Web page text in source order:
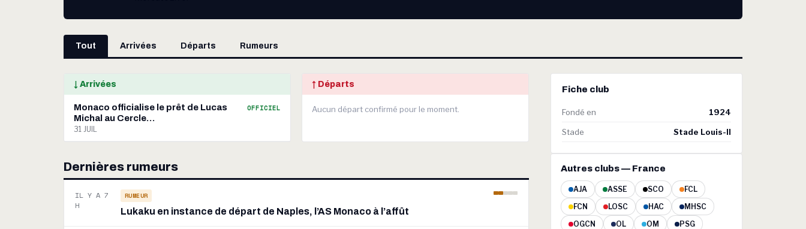
Tout Arrivées Départs Rumeurs
↓ Arrivées
Monaco officialise le prêt de Lucas
Michal au Cercle…
OFFICIEL
31 JUIL
↑ Départs
Aucun départ confirmé pour le moment.
Dernières rumeurs
IL Y A 7
H
RUMEUR
Lukaku en instance de départ de Naples, l’AS Monaco à l’affût
Fiche club
Fondé en 1924
Stade Stade Louis-II
Autres clubs — France
AJA ASSE SCO
FCL
FCN
LOSC HAC
MHSC
OGCN
OL OM PSG